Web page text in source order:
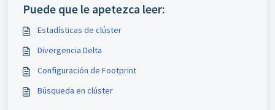
Puede que le apetezca leer:
Estadísticas de clúster
Divergencia Delta
Configuración de Footprint
Búsqueda en clúster